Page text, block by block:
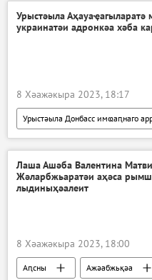
Урыстәыла Аҳауаҿагыларатә
украинатәи адронкәа хәба
8 Хәажәкыра 2023, 18:17
Урыстәыла Донбасс имҩаԥнаго
Ажәабжьқәа
Лаша Ашәба Валентина
Жәларбжьаратәи аҳәса рымш
лыдиныҳәалеит
8 Хәажәкыра 2023, 18:00
Аԥсны Ажәабжьқәа